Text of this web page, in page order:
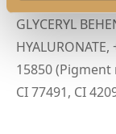
GLYCERYL
HYALURONATE,
15850 (Pigment
CI 77491, CI